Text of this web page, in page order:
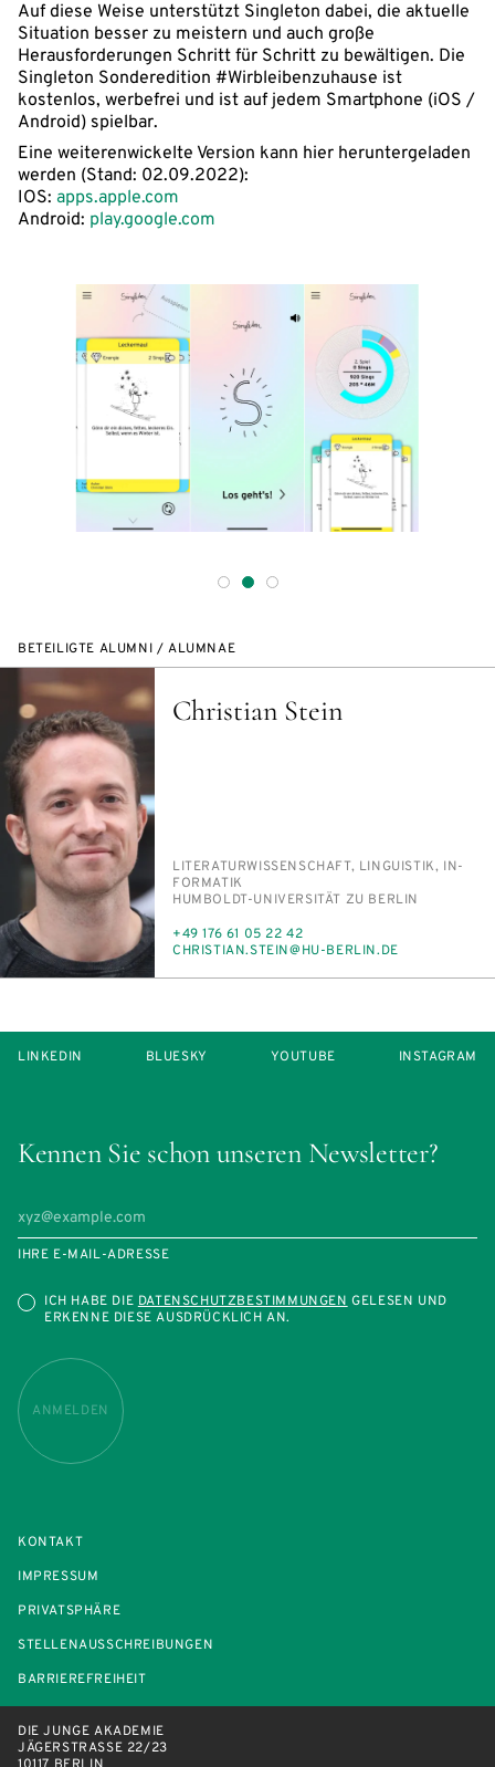
Auf diese Weise unterstützt Singleton dabei, die aktuelle
Situation besser zu meistern und auch große
Herausforderungen Schritt für Schritt zu bewältigen. Die
Singleton Sonderedition #Wirbleibenzuhause ist
kostenlos, werbefrei und ist auf jedem Smartphone (iOS /
Android) spielbar.
Eine weiterenwickelte Version kann hier heruntergeladen
werden (Stand: 02.09.2022):
IOS: apps.apple.com
Android: play.google.com
BETEILIGTE ALUMNI / ALUMNAE
Christian Stein
PERSON_RESEARCH_SUBJECT
LI­TE­RA­TUR­WIS­SEN­SCHAFT, LIN­GU­IS­TIK, IN­
FOR­MA­TIK
INSTITUTION
HUM­BOLDT-UNI­VER­SI­TÄT ZU BER­LIN
TELEFON
+49 176 61 05 22 42
E-
CHRIS­TI­AN.STEIN@HU-BER­LIN.DE
Kennen Sie schon unseren Newsletter?
IHRE E-MAIL-ADRESSE
ICH HABE DIEDATENSCHUTZBESTIMMUNGENGELESEN UND
ERKENNE DIESE AUSDRÜCKLICH AN.
ANMELDEN
LINKEDIN BLUESKY YOUTUBE INSTAGRAM
KONTAKT
IMPRESSUM
PRIVATSPHÄRE
STELLENAUSSCHREIBUNGEN
BARRIEREFREIHEIT
DIE JUNGE AKADEMIE
JÄGERSTRASSE 22/23